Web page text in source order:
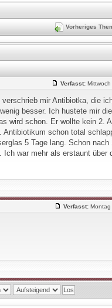
Vorheriges
Verfasst:
mir Antibiotka, die
besser. Ich hustete mir
wird schon. Er wollte kein 2.
schon total
5 Tage lang. Schon nach
war mehr als erstaunt über
Verfasst: